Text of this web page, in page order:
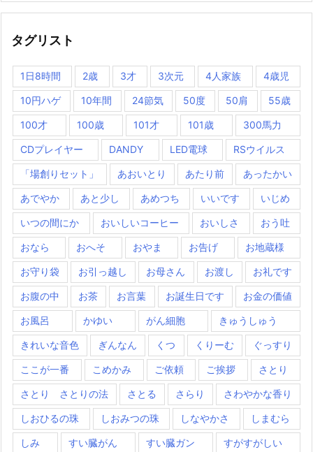
タグリスト
1日8時間 2歳 3才 3次元 4人家族 4歳児
10円ハゲ 10年間 24節気 50度 50肩 55歳
100才 100歳 101才 101歳 300馬力
CDプレイヤー DANDY LED電球 RSウイルス
「場創りセット」 あおいとり あたり前 あったかい
あでやか あと少し あめつち いいです いじめ
いつの間にか おいしいコーヒー おいしさ おう吐
おなら おへそ おやま お告げ お地蔵様
お守り袋 お引っ越し お母さん お渡し お礼です
お腹の中 お茶 お言葉 お誕生日です お金の価値
お風呂 かゆい がん細胞 きゅうしゅう
きれいな音色 ぎんなん くつ くりーむ ぐっすり
ここが一番 こめかみ ご依頼 ご挨拶 さとり
さとり さとりの法 さとる さらり さわやかな香り
しおひるの珠 しおみつの珠 しなやかさ しまむら
しみ すい臓がん すい臓ガン すがすがしい